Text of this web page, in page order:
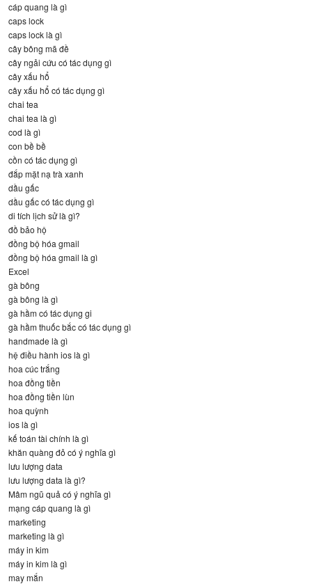
cáp quang là gì
caps lock
caps lock là gì
cây bông mã đề
cây ngải cứu có tác dụng gì
cây xấu hổ
cây xấu hổ có tác dụng gì
chai tea
chai tea là gì
cod là gì
con bề bề
cồn có tác dụng gì
đắp mặt nạ trà xanh
dầu gấc
dầu gấc có tác dụng gì
di tích lịch sử là gì?
đồ bảo hộ
đồng bộ hóa gmail
đồng bộ hóa gmail là gì
Excel
gà bông
gà bông là gì
gà hầm có tác dụng gi
gà hầm thuốc bắc có tác dụng gì
handmade là gì
hệ điều hành ios là gì
hoa cúc trắng
hoa đồng tiền
hoa đồng tiền lùn
hoa quỳnh
ios là gì
kế toán tài chính là gì
khăn quàng đỏ có ý nghĩa gì
lưu lượng data
lưu lượng data là gì?
Mâm ngũ quả có ý nghĩa gì
mạng cáp quang là gì
marketing
marketing là gì
máy in kim
máy in kim là gì
may mắn